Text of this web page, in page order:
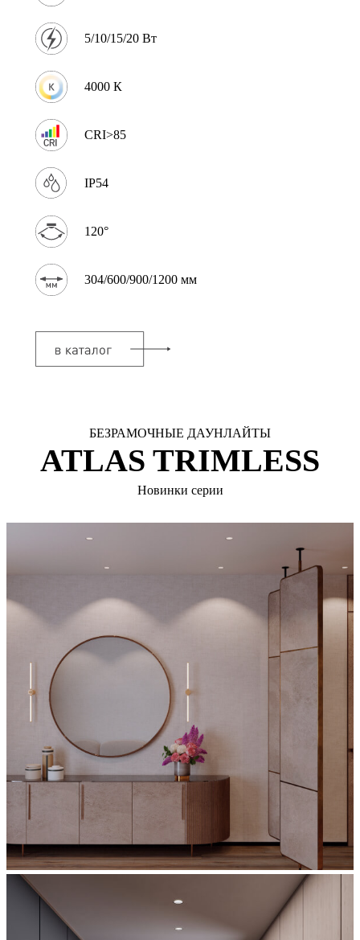
5/10/15/20 Вт
4000 К
CRI>85
IP54
120°
304/600/900/1200 мм
БЕЗРАМОЧНЫЕ ДАУНЛАЙТЫ
ATLAS TRIMLESS
Новинки серии